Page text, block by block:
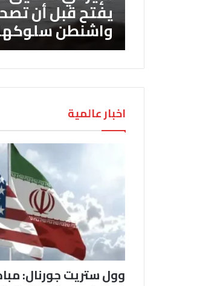
يفتح قبل أن
واشنطن
اخبار عالمية
وول ستريت جورنال: